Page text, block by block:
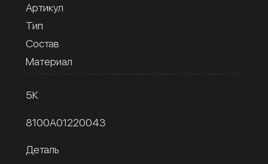
Артикул
Тип
Состав
Материал
5К
8100A01220043
Деталь